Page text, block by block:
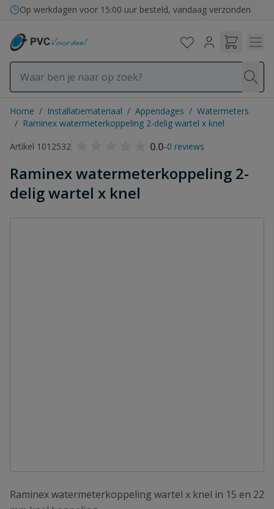
Ga naar de inhoud
Op werkdagen voor 15:00 uur besteld, vandaag verzonden
Home / Installatiemateriaal / Appendages / Watermeters
/ Raminex watermeterkoppeling 2-delig wartel x knel
Artikel 1012532
0.0-0 reviews
Raminex watermeterkoppeling 2-
delig wartel x knel
Raminex watermeterkoppeling wartel x knel in 15 en 22